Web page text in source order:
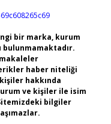
bir marka, kurum
bulunmamaktadır.
makaleler
haber niteliği
hakkında
ve kişiler ile isim
bilgiler